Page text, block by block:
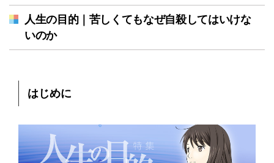
人生の目的｜苦しくてもなぜ自殺してはいけな
いのか
はじめに